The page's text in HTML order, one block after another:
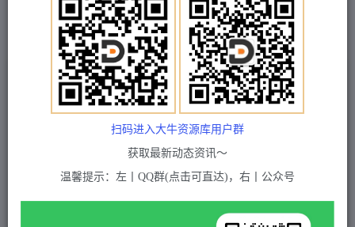
文字广告火爆招租 文字广告火爆招租
付费项目 中创网 正文
（9735期）2024最新视频号最火，AI一键生成视
频，每天一小时，小白轻松月入10000+
付费资源
扫码进入大牛资源库用户群
获取最新动态资讯～
温馨提示：左丨QQ群(点击可直达)，右丨公众号